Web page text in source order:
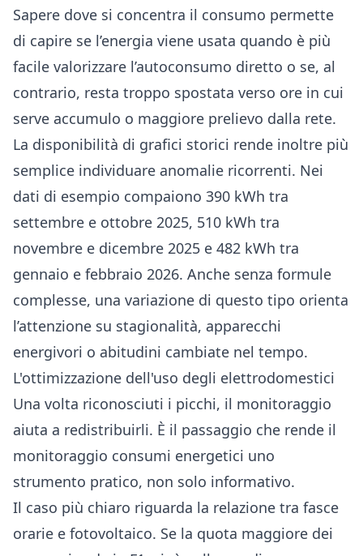
Sapere dove si concentra il consumo permette
di capire se l’energia viene usata quando è più
facile valorizzare l’autoconsumo diretto o se, al
contrario, resta troppo spostata verso ore in cui
serve accumulo o maggiore prelievo dalla rete.
La disponibilità di grafici storici rende inoltre più
semplice individuare anomalie ricorrenti. Nei
dati di esempio compaiono 390 kWh tra
settembre e ottobre 2025, 510 kWh tra
novembre e dicembre 2025 e 482 kWh tra
gennaio e febbraio 2026. Anche senza formule
complesse, una variazione di questo tipo orienta
l’attenzione su stagionalità, apparecchi
energivori o abitudini cambiate nel tempo.
L'ottimizzazione dell'uso degli elettrodomestici
Una volta riconosciuti i picchi, il monitoraggio
aiuta a redistribuirli. È il passaggio che rende il
monitoraggio consumi energetici uno
strumento pratico, non solo informativo.
Il caso più chiaro riguarda la relazione tra fasce
orarie e fotovoltaico. Se la quota maggiore dei